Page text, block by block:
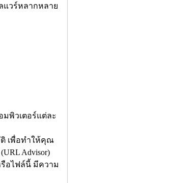
แวร์หลากหลาย
มพิวเตอร์แต่ละ
ติ เพื่อทำให้คุณ
Advisor)
รือไฟล์นี้ มีความ